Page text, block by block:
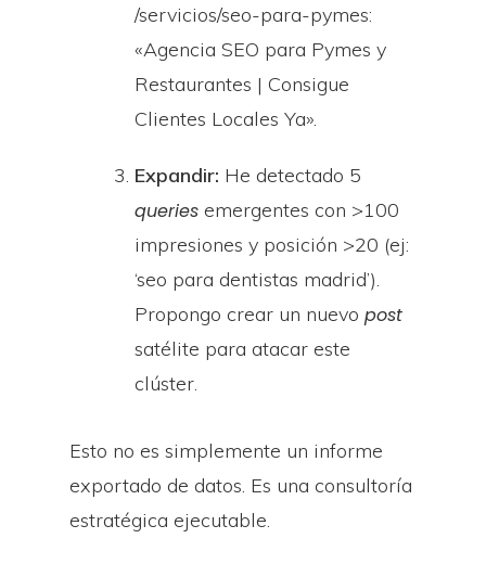
/servicios/seo-para-pymes:
«Agencia SEO para Pymes y
Restaurantes | Consigue
Clientes Locales Ya».
Expandir: He detectado 5
queries emergentes con >100
impresiones y posición >20 (ej:
‘seo para dentistas madrid’).
Propongo crear un nuevo post
satélite para atacar este
clúster.
Esto no es simplemente un informe
exportado de datos. Es una consultoría
estratégica ejecutable.